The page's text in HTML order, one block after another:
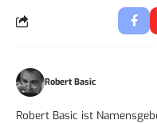
Robert Basic
Robert Basic ist